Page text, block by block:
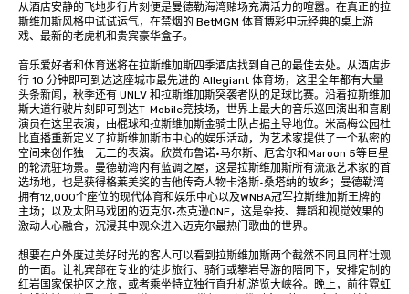
从酒店安静的飞地步行片刻便是曼德勒海湾赌场充满活力的喧嚣。在真正的拉
斯维加斯风格中试试运气，在禁烟的 BetMGM 体育博彩中玩经典的桌上游
戏、最新的老虎机和贵宾豪华盒子。
音乐爱好者和体育迷将在拉斯维加斯四季酒店找到自己的最佳去处。从酒店步
行 10 分钟即可到达这座城市最先进的 Allegiant 体育场，这里全年都有大量
头条新闻，秋季还有 UNLV 和拉斯维加斯突袭者队的足球比赛。沿着拉斯维加
斯大道行驶片刻即可到达T-Mobile竞技场，世界上最大的音乐巡回演出和喜剧
演员在这里表演，曲棍球和拉斯维加斯金骑士队占据主导地位。米高梅公园杜
比直播重新定义了拉斯维加斯市中心的娱乐活动，为艺术家提供了一个私密的
空间来创作独一无二的表演。欣赏布鲁诺·马尔斯、厄舍尔和Maroon 5等巨星
的轮流驻场景。曼德勒湾内有蓝调之屋，这是拉斯维加斯所有流派艺术家的首
选场地，也是获得格莱美奖的吉他传奇人物卡洛斯·桑塔纳的故乡；曼德勒湾
拥有12,000个座位的现代体育和娱乐中心以及WNBA冠军拉斯维加斯王牌的
主场；以及太阳马戏团的迈克尔·杰克逊ONE，这是杂技、舞蹈和视觉效果的
激动人心融合，沉浸其中观众进入迈克尔最热门歌曲的世界。
想要在户外度过美好时光的客人可以看到拉斯维加斯两个截然不同且同样壮观
的一面。让礼宾部在专业的徒步旅行、骑行或攀岩导游的陪同下，安排定制的
红岩国家保护区之旅，或者乘坐特立独行直升机游览大峡谷。晚上，前往霓虹